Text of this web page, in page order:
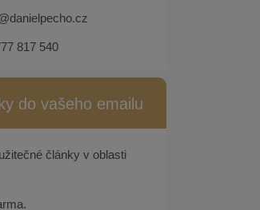
817 540
do vašeho emailu
články v oblasti